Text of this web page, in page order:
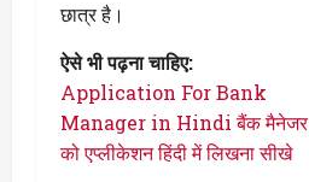
छात्र है।
ऐसे भी पढ़ना चाहिए:
Application For Bank
Manager in Hindi बैंक मैनेजर
को एप्लीकेशन हिंदी में लिखना सीखे